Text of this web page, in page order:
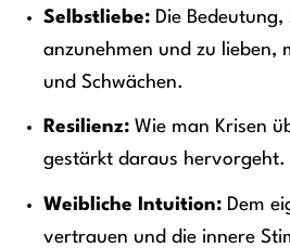
Selbstliebe:Die Bedeutung,
anzunehmen und zu lieben,
und Schwächen.
Resilienz:Wie man Krisen
gestärkt daraus hervorgeht.
Weibliche Intuition:Dem
vertrauen und die innere